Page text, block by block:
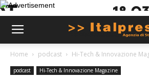
Home podcast Hi-Tech & Innovazione
podcast Hi-Tech & Innovazione Magazine